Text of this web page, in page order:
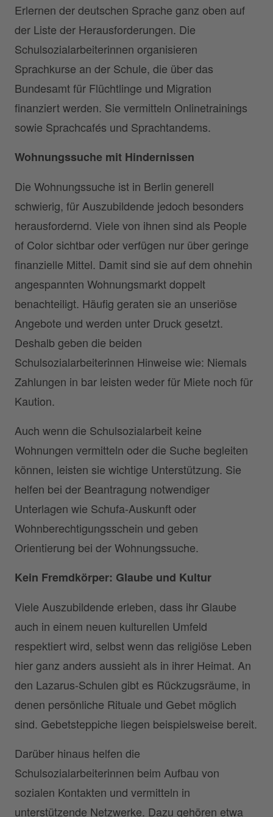
Erlernen der deutschen Sprache ganz oben auf
der Liste der Herausforderungen. Die
Schulsozialarbeiterinnen organisieren
Sprachkurse an der Schule, die über das
Bundesamt für Flüchtlinge und Migration
finanziert werden. Sie vermitteln Onlinetrainings
sowie Sprachcafés und Sprachtandems.
Wohnungssuche mit Hindernissen
Die Wohnungssuche ist in Berlin generell
schwierig, für Auszubildende jedoch besonders
herausfordernd. Viele von ihnen sind als People
of Color sichtbar oder verfügen nur über geringe
finanzielle Mittel. Damit sind sie auf dem ohnehin
angespannten Wohnungsmarkt doppelt
benachteiligt. Häufig geraten sie an unseriöse
Angebote und werden unter Druck gesetzt.
Deshalb geben die beiden
Schulsozialarbeiterinnen Hinweise wie: Niemals
Zahlungen in bar leisten weder für Miete noch für
Kaution.
Auch wenn die Schulsozialarbeit keine
Wohnungen vermitteln oder die Suche begleiten
können, leisten sie wichtige Unterstützung. Sie
helfen bei der Beantragung notwendiger
Unterlagen wie Schufa-Auskunft oder
Wohnberechtigungsschein und geben
Orientierung bei der Wohnungssuche.
Kein Fremdkörper: Glaube und Kultur
Viele Auszubildende erleben, dass ihr Glaube
auch in einem neuen kulturellen Umfeld
respektiert wird, selbst wenn das religiöse Leben
hier ganz anders aussieht als in ihrer Heimat. An
den Lazarus-Schulen gibt es Rückzugsräume, in
denen persönliche Rituale und Gebet möglich
sind. Gebetsteppiche liegen beispielsweise bereit.
Darüber hinaus helfen die
Schulsozialarbeiterinnen beim Aufbau von
sozialen Kontakten und vermitteln in
unterstützende Netzwerke. Dazu gehören etwa